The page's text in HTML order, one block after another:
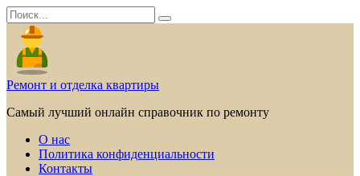
Перейти
к
содержанию
Search
for:
Ремонт и отделка квартиры
Самый лучший онлайн справочник по ремонту
О нас
Политика конфиденциальности
Контакты